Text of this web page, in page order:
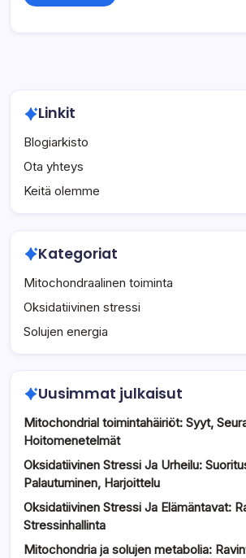
Linkit
Blogiarkisto
Ota yhteys
Keitä olemme
Kategoriat
Mitochondraalinen toiminta
Oksidatiivinen stressi
Solujen energia
Uusimmat julkaisut
Mitochondrial toimintahäiriöt: Syyt,
Hoitomenetelmät
Oksidatiivinen Stressi Ja Urheilu:
Palautuminen, Harjoittelu
Oksidatiivinen Stressi Ja Elämäntavat:
Stressinhallinta
Mitochondria ja solujen metabolia: